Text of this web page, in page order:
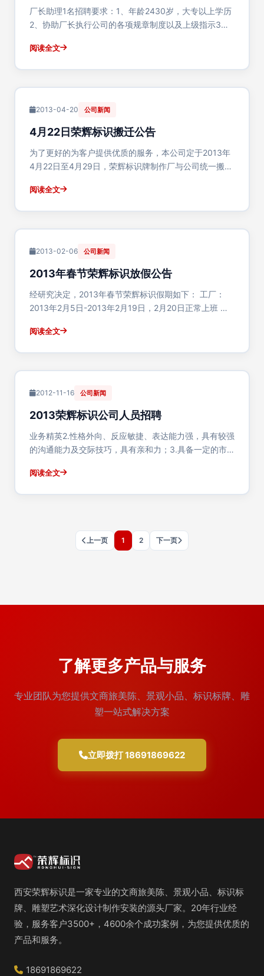
厂长助理1名招聘要求：1、年龄2430岁，大专以上学历
2、协助厂长执行公司的各项规章制度以及上级指示3、
划以及工期的安排5、工资待遇：底薪+加班费，
阅读全文
2013-04-20 公司新闻
4月22日荣辉标识搬迁公告
为了更好的为客户提供优质的服务，本公司定于2013年
4月22日至4月29日，荣辉标识牌制作厂与公司统一搬迁
方！ 搬迁期间公司与工厂电话及传真可能会产生无法接
阅读全文
2013-02-06 公司新闻
2013年春节荣辉标识放假公告
经研究决定，2013年春节荣辉标识假期如下： 工厂：
2013年2月5日-2013年2月19日，2月20日正常上班 公
放假期间企业QQ及公司电话可能无人及时接听答复。 如
阅读全文
2012-11-16 公司新闻
2013荣辉标识公司人员招聘
业务精英2.性格外向、反应敏捷、表达能力强，具有较强
的沟通能力及交际技巧，具有亲和力；3.具备一定的市场
受较大的工作压力5.吃苦耐劳、责任心强，有团队合作精
阅读全文
上一页 1 2 下一页
了解更多产品与服务
专业团队为您提供文商旅美陈、景观小品、标识标牌、雕
塑一站式解决方案
立即拨打 18691869622
西安荣辉标识是一家专业的文商旅美陈、景观小品、标识标
牌、雕塑艺术深化设计制作安装的源头厂家。20年行业经
验，服务客户3500+，4600余个成功案例，为您提供优质的
产品和服务。
18691869622